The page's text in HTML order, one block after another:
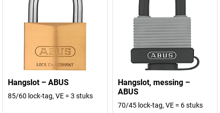
De ABUS-groep telt nu immers meer dan 3500 werknemers in vijf
Duitse en ongeveer 25 internationale vestigingen, onder meer in de
VS, Latijns-Amerika en Azië, en zorgt ervoor dat het leven van vele
mensen over de hele wereld een beetje veiliger, vertrouwder en
gemakkelijker wordt.
Als dat geen reden is om u vanaf nu enkele van de beste ABUS-
producten in ons assortiment aan te bieden. Met ABUS zit u altijd
goed. Daar kunt u zeker van zijn.
Hangslot – ABUS
85/60 lock-tag, VE = 3 stuks
Hangslot, messing –
ABUS
70/45 lock-tag, VE = 6 stuks